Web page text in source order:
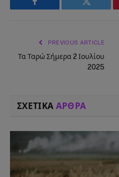
Facebook Twitter
PREVIOUS ARTICLE
Τα Ταρώ Σήμερα 2 Ιουλίου
2025
ΣΧΕΤΙΚΑ ΑΡΘΡΑ